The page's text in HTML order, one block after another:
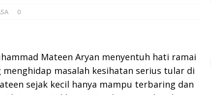
0
Mateen Aryan menyentuh hati ramai
masalah kesihatan serius tular di
sejak kecil hanya mampu terbaring dan